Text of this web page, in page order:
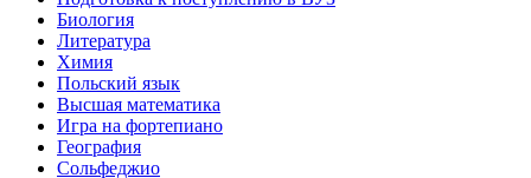
Биология
Литература
Химия
Польский язык
Высшая математика
Игра на фортепиано
География
Сольфеджио